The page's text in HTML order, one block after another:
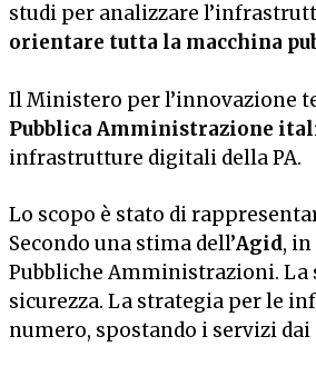
studi per analizzare
orientare tutta la macchina
Il Ministero per l’innovazione
Pubblica Amministrazione
infrastrutture digitali della PA.
Lo scopo è stato di
Secondo una stima dell’Agid,
Pubbliche Amministrazioni.
sicurezza. La strategia per le
numero, spostando i servizi